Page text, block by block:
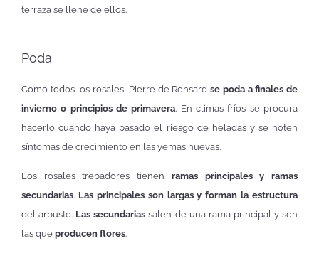
terraza se llene de ellos.
Poda
Como todos los rosales, Pierre de Ronsardse poda a finales de
invierno o principios de primavera. En climas fríos se procura
hacerlo cuando haya pasado el riesgo de heladas y se noten
síntomas de crecimiento en las yemas nuevas.
Los rosales trepadores tienen ramas principales y ramas
secundarias. Las principales son largas y forman la estructura
del arbusto. Las secundarias salen de una rama principal y son
las que producen flores.